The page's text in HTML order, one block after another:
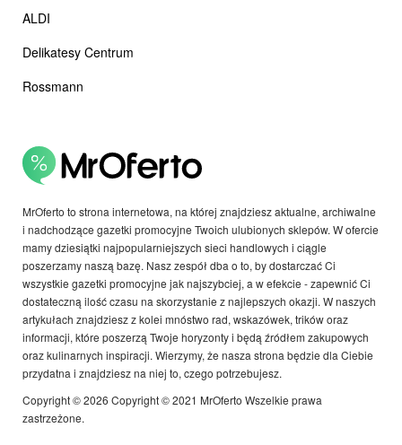
MrOferto to strona internetowa, na której znajdziesz aktualne, archiwalne
i nadchodzące gazetki promocyjne Twoich ulubionych sklepów. W ofercie
mamy dziesiątki najpopularniejszych sieci handlowych i ciągle
poszerzamy naszą bazę. Nasz zespół dba o to, by dostarczać Ci
wszystkie gazetki promocyjne jak najszybciej, a w efekcie - zapewnić Ci
dostateczną ilość czasu na skorzystanie z najlepszych okazji. W naszych
artykułach znajdziesz z kolei mnóstwo rad, wskazówek, trików oraz
informacji, które poszerzą Twoje horyzonty i będą źródłem zakupowych
oraz kulinarnych inspiracji. Wierzymy, że nasza strona będzie dla Ciebie
przydatna i znajdziesz na niej to, czego potrzebujesz.
Copyright © 2026 Copyright © 2021 MrOferto Wszelkie prawa
zastrzeżone.
ALDI
Delikatesy Centrum
Rossmann